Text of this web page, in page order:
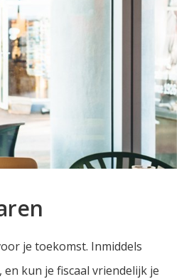
je toekomst. Inmiddels
kun je fiscaal vriendelijk je